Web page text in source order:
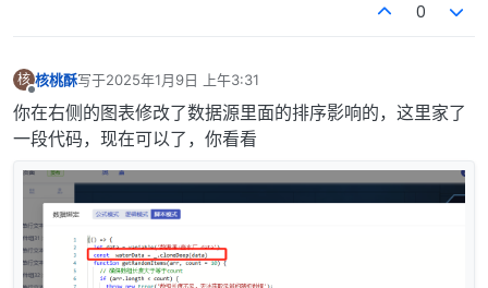
0
核 核桃酥写于2025年1月9日 上午3:31
最后由 编辑
你在右侧的图表修改了数据源里面的排序影响的，这里家了
一段代码，现在可以了，你看看